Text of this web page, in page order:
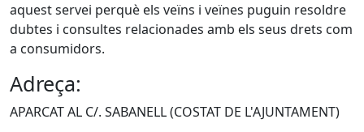
aquest servei perquè els veïns i veïnes puguin resoldre
dubtes i consultes relacionades amb els seus drets com
a consumidors.
Adreça:
APARCAT AL C/. SABANELL (COSTAT DE L'AJUNTAMENT)